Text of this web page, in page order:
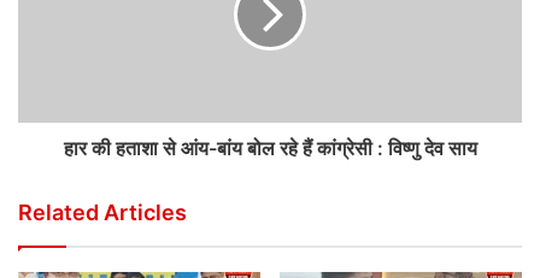
हार की हताशा से आंय-बांय बोल रहे हैं कांग्रेसी : विष्णु देव साय
Related Articles